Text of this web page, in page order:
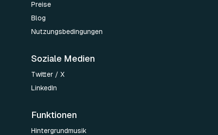
Preise
Blog
Nutzungsbedingungen
Soziale Medien
Twitter / X
LinkedIn
Funktionen
Hintergrundmusik